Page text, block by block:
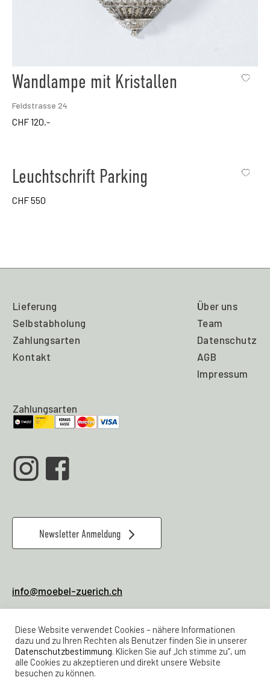
Wandlampe mit Kristallen
Feldstrasse 24
CHF120.-
Leuchtschrift Parking
CHF550
Lieferung
Selbstabholung
Zahlungsarten
Kontakt
Über uns
Team
Datenschutz
AGB
Impressum
Zahlungsarten
Newsletter Anmeldung
info@moebel-zuerich.ch
Werkstatt 044 461 21 23
Lager Feldstrasse 24
Diese Website verwendet Cookies – nähere Informationen
dazu und zu Ihren Rechten als Benutzer finden Sie in unserer
Datenschutzbestimmung. Klicken Sie auf „Ich stimme zu“, um
alle Cookies zu akzeptieren und direkt unsere Website
besuchen zu können.